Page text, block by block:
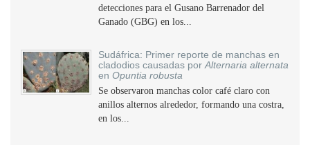
detecciones para el Gusano Barrenador del
Ganado (GBG) en los...
Sudáfrica: Primer reporte de manchas en
cladodios causadas por Alternaria alternata
en Opuntia robusta
Se observaron manchas color café claro con
anillos alternos alrededor, formando una costra,
en los...